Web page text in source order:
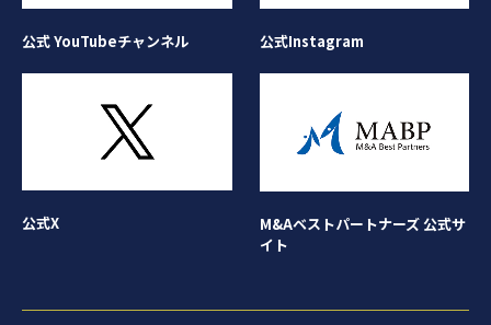
公式 YouTubeチャンネル 公式Instagram
公式X
M&Aベストパートナーズ 公式サ
イト